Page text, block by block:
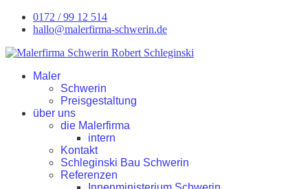
0172 / 99 12 514
hallo@malerfirma-schwerin.de
Maler
Schwerin
Preisgestaltung
über uns
die Malerfirma
intern
Kontakt
Schleginski Bau Schwerin
Referenzen